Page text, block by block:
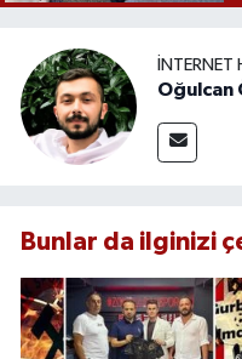
İNTERNET
Oğulcan
Bunlar da ilginizi